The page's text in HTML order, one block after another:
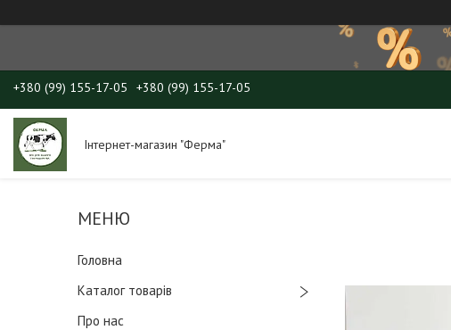
+380 (99) 155-17-05 +380 (99) 155-17-05
Інтернет-магазин "Ферма"
Головна
Каталог товарів
Про нас